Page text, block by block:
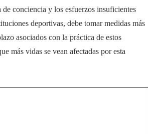
conciencia y los esfuerzos insuficientes
deportivas, debe tomar medidas más
asociados con la práctica de estos
más vidas se vean afectadas por esta